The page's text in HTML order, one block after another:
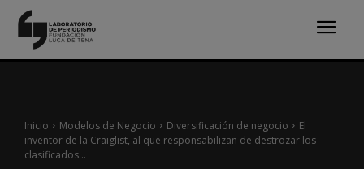
Inicio Modelos de Negocio Diversificación de negocio
El
inventor de la Craiglist, al que responsabilizan de destrozar los
clasificados...